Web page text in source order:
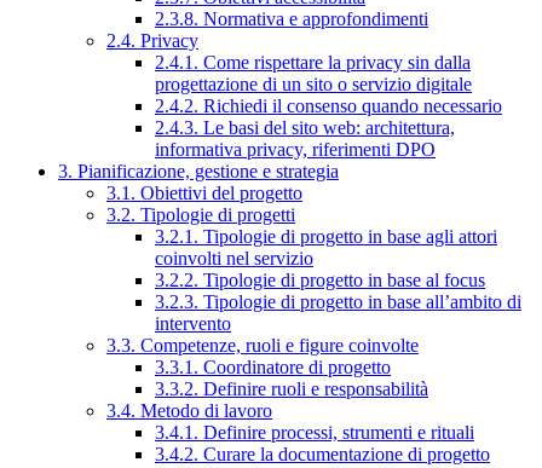
2.3.8. Normativa e approfondimenti
2.4. Privacy
2.4.1. Come rispettare la privacy sin dalla
progettazione di un sito o servizio digitale
2.4.2. Richiedi il consenso quando necessario
2.4.3. Le basi del sito web: architettura,
informativa privacy, riferimenti DPO
3. Pianificazione, gestione e strategia
3.1. Obiettivi del progetto
3.2. Tipologie di progetti
3.2.1. Tipologie di progetto in base agli attori
coinvolti nel servizio
3.2.2. Tipologie di progetto in base al focus
3.2.3. Tipologie di progetto in base all’ambito di
intervento
3.3. Competenze, ruoli e figure coinvolte
3.3.1. Coordinatore di progetto
3.3.2. Definire ruoli e responsabilità
3.4. Metodo di lavoro
3.4.1. Definire processi, strumenti e rituali
3.4.2. Curare la documentazione di progetto